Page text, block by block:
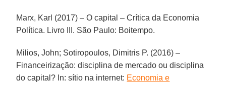
Marx, Karl (2017) – O capital – Crítica da Economia
Política. Livro III. São Paulo: Boitempo.
Milios, John; Sotiropoulos, Dimitris P. (2016) –
Financeirização: disciplina de mercado ou disciplina
do capital? In: sítio na internet: Economia e